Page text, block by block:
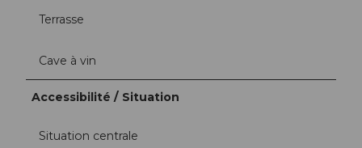
Terrasse
Cave à vin
Accessibilité / Situation
Situation centrale